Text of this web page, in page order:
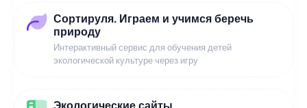
Сортируля. Играем и учимся беречь
природу
Интерактивный сервис для обучения детей
экологической культуре через игру